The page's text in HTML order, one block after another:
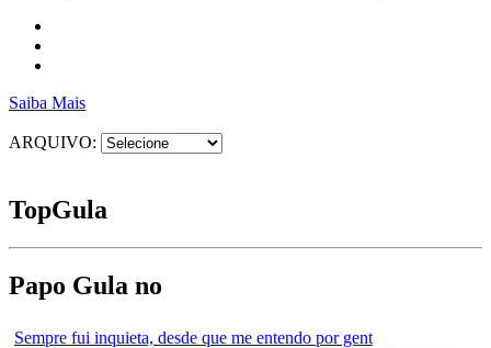
Saiba Mais
ARQUIVO:
TopGula
Papo Gula no
Sempre fui inquieta, desde que me entendo por gent